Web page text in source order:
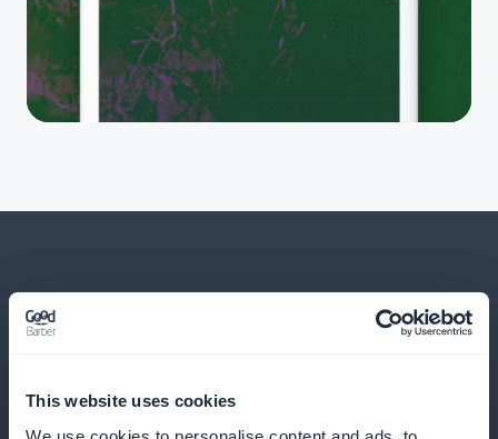
This website uses cookies
Et bien d’autres choses...